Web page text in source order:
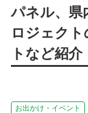
パネル、
ロジェク
トなど紹介
お出かけ・イベント